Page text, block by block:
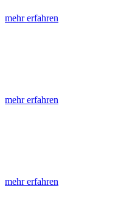
mehr erfahren
mehr erfahren
mehr erfahren